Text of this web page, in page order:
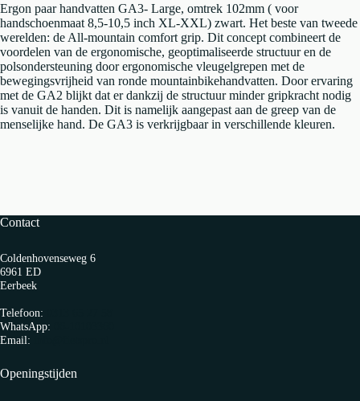
Ergon paar handvatten GA3- Large, omtrek 102mm ( voor
handschoenmaat 8,5-10,5 inch XL-XXL) zwart. Het beste van tweede
werelden: de All-mountain comfort grip. Dit concept combineert de
voordelen van de ergonomische, geoptimaliseerde structuur en de
polsondersteuning door ergonomische vleugelgrepen met de
bewegingsvrijheid van ronde mountainbikehandvatten. Door ervaring
met de GA2 blijkt dat er dankzij de structuur minder gripkracht nodig
is vanuit de handen. Dit is namelijk aangepast aan de greep van de
menselijke hand. De GA3 is verkrijgbaar in verschillende kleuren.
Contact
Coldenhovenseweg 6
6961 ED
Eerbeek
Telefoon:
WhatsApp:
Email:
Openingstijden